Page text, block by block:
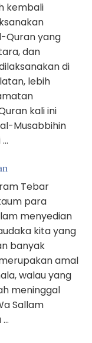
kembali
Quran yang
dan
di
lebih
kali ini
Musabbihin
Tebar
para
menyedian
kita yang
banyak
amal
walau yang
meninggal
Sallam
…